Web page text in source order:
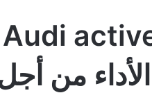
Audi a
من